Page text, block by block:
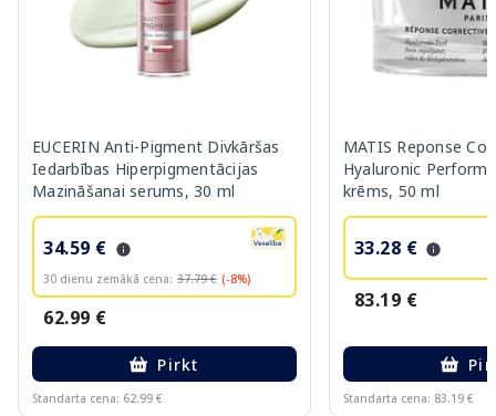
EUCERIN Anti-Pigment Divkāršas
Iedarbības Hiperpigmentācijas
Mazināšanai serums, 30 ml
34.59 €
30 dienu zemākā cena: 37.79 € (-8%)
62.99 €
Pirkt
Standarta cena: 62.99 €
MATIS Reponse
Hyaluronic
krēms, 50 ml
33.28 €
83.19 €
Standarta cena: 83.19 €